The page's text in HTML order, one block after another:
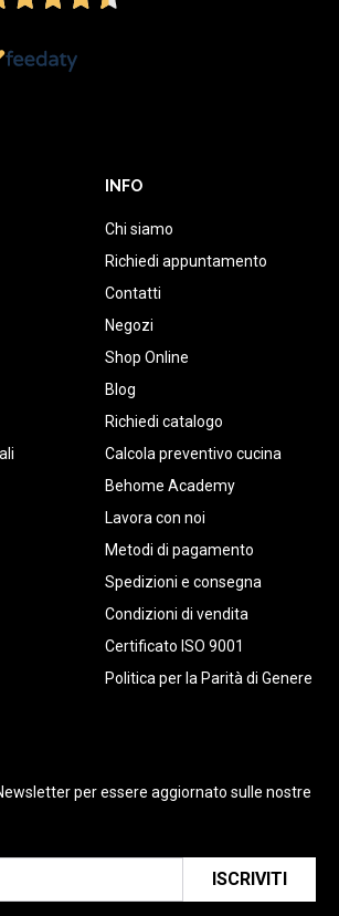
INFO
Chi siamo
Richiedi appuntamento
Contatti
Negozi
Shop Online
Blog
Richiedi catalogo
Calcola preventivo cucina
Behome Academy
Lavora con noi
Metodi di pagamento
Spedizioni e consegna
Condizioni di vendita
Certificato ISO 9001
Politica per la Parità di Genere
per essere aggiornato sulle nostre
ISCRIVITI